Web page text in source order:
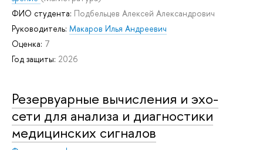
ФИО студента: Подбельцев Алексей Александрович
Руководитель: Макаров Илья Андреевич
Оценка: 7
Год защиты: 2026
Резервуарные вычисления и эхо-
сети для анализа и диагностики
медицинских сигналов